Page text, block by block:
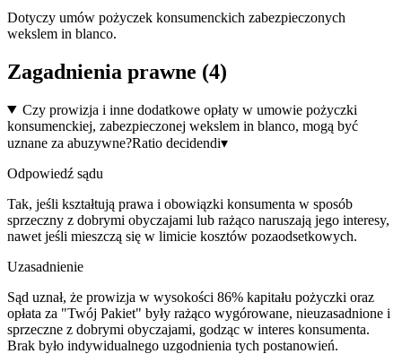
Dotyczy umów pożyczek konsumenckich zabezpieczonych
wekslem in blanco.
Zagadnienia prawne (4)
Czy prowizja i inne dodatkowe opłaty w umowie pożyczki
konsumenckiej, zabezpieczonej wekslem in blanco, mogą być
uznane za abuzywne?Ratio decidendi▾
Odpowiedź sądu
Tak, jeśli kształtują prawa i obowiązki konsumenta w sposób
sprzeczny z dobrymi obyczajami lub rażąco naruszają jego interesy,
nawet jeśli mieszczą się w limicie kosztów pozaodsetkowych.
Uzasadnienie
Sąd uznał, że prowizja w wysokości 86% kapitału pożyczki oraz
opłata za "Twój Pakiet" były rażąco wygórowane, nieuzasadnione i
sprzeczne z dobrymi obyczajami, godząc w interes konsumenta.
Brak było indywidualnego uzgodnienia tych postanowień.